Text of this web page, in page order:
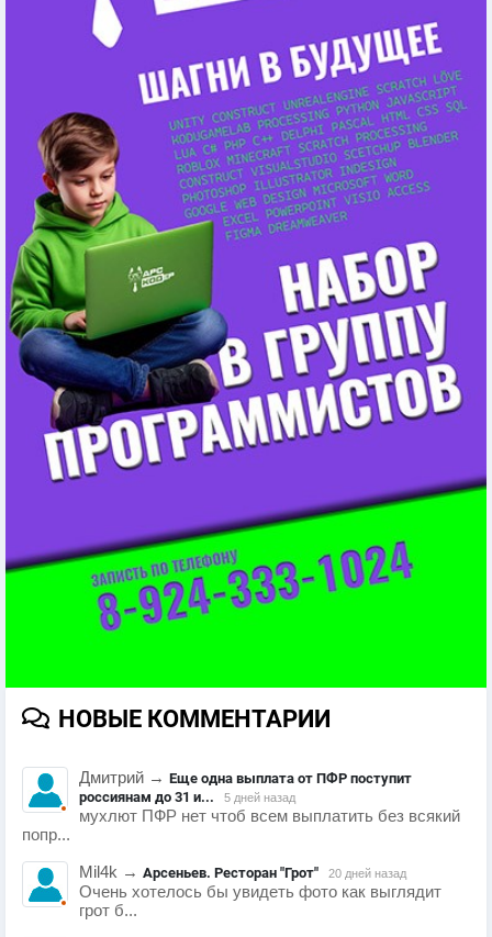
НОВЫЕ КОММЕНТАРИИ
Дмитрий → Еще одна выплата от ПФР поступит
россиянам до 31 и...
5 дней назад
мухлют ПФР нет чтоб всем выплатить без всякий
попр...
Mil4k → Арсеньев. Ресторан "Грот" 20 дней назад
Очень хотелось бы увидеть фото как выглядит
грот б...